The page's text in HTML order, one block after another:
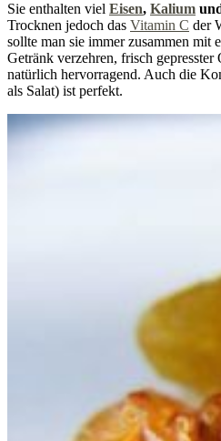
Sie enthalten viel Eisen, Kalium
Trocknen jedoch das Vitamin C der
sollte man sie immer zusammen mit
Getränk verzehren, frisch gepresster
natürlich hervorragend. Auch die
als Salat) ist perfekt.